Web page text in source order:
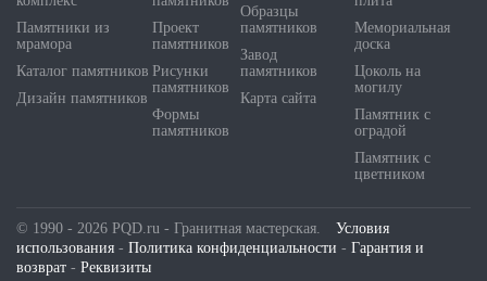
Памятники из
мрамора
Каталог памятников
Дизайн памятников
Проект
памятников
Рисунки
памятников
Формы
памятников
Образцы
памятников
Завод
памятников
Карта сайта
Мемориальная
доска
Цоколь на
могилу
Памятник с
оградой
Памятник с
цветником
© 1990 - 2026 PQD.ru - Гранитная мастерская. Условия
использования - Политика конфиденциальности - Гарантия и
возврат - Реквизиты